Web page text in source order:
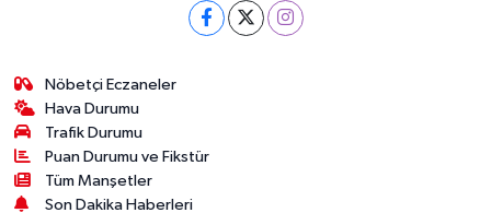
Nöbetçi Eczaneler
Hava Durumu
Trafik Durumu
Puan Durumu ve Fikstür
Tüm Manşetler
Son Dakika Haberleri